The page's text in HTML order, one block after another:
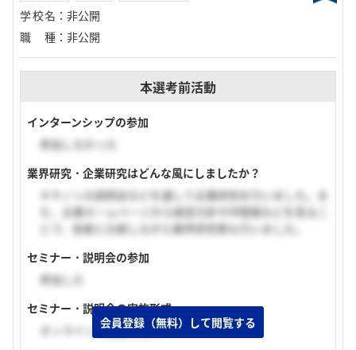
学校名 ： 非公開
職種 ： 非公開
本選考前活動
インターンシップの参加
参加しなかった
業界研究・企業研究はどんな風にしましたか？
キヤノンの説明会などを通して企業研究を行いました。ま
た、企業ホームページから経営方針やIR情報などを見るこ
とで、他者と比較しながら業界研究等も行いました。
セミナー・説明会の参加
参加した
セミナー・説明会の実施形式
オンライン（顔出しあり）
会員登録（無料）して閲覧する